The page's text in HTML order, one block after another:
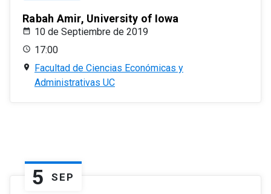
Rabah Amir, University of Iowa
10 de Septiembre de 2019
17:00
Facultad de Ciencias Económicas y
Administrativas UC
5 SEP